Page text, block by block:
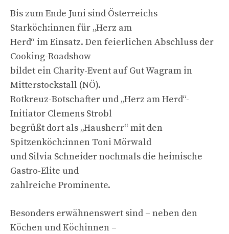
Bis zum Ende Juni sind Österreichs
Starköch:innen für „Herz am
Herd“ im Einsatz. Den feierlichen Abschluss der
Cooking-Roadshow
bildet ein Charity-Event auf Gut Wagram in
Mitterstockstall (NÖ).
Rotkreuz-Botschafter und „Herz am Herd“-
Initiator Clemens Strobl
begrüßt dort als „Hausherr“ mit den
Spitzenköch:innen Toni Mörwald
und Silvia Schneider nochmals die heimische
Gastro-Elite und
zahlreiche Prominente.
Besonders erwähnenswert sind – neben den
Köchen und Köchinnen –